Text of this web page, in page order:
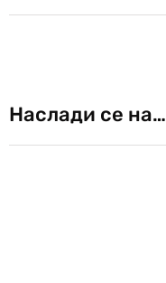
Наслади се на…